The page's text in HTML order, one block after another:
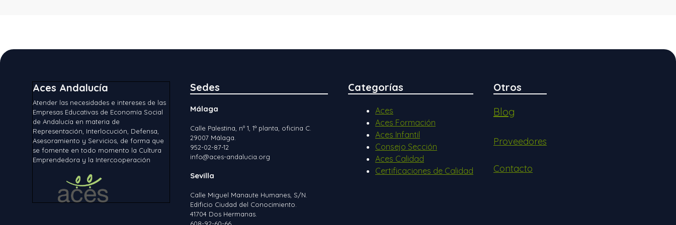
Aces Andalucía
Atender las necesidades e intereses de las
Empresas Educativas de Economía Social
de Andalucía en materia de
Representación, Interlocución, Defensa,
Asesoramiento y Servicios, de forma que
se fomente en todo momento la Cultura
Emprendedora y la Intercooperación
Sedes
Málaga
Calle Palestina, nº 1, 1ª planta, oficina C.
29007 Málaga.
952-02-87-12
info@aces-andalucia.org
Sevilla
Calle Miguel Manaute Humanes, S/N.
Edificio Ciudad del Conocimiento.
41704 Dos Hermanas.
Categorías
Aces
Aces Formación
Aces Infantil
Consejo Sección
Aces Calidad
Certificaciones de Calidad
Otros
Blog
Proveedores
Contacto